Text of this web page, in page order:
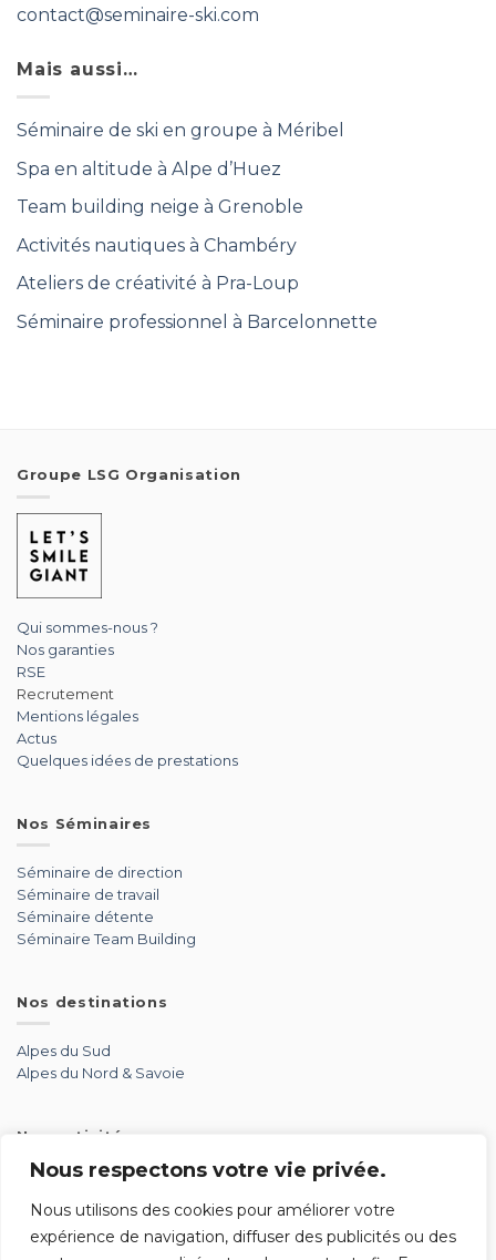
Nous respectons votre vie privée.
Nous utilisons des cookies pour améliorer votre
expérience de navigation, diffuser des publicités ou des
contact@seminaire-ski.com
Mais aussi…
Séminaire de ski en groupe à Méribel
Spa en altitude à Alpe d’Huez
Team building neige à Grenoble
Activités nautiques à Chambéry
Ateliers de créativité à Pra-Loup
Séminaire professionnel à Barcelonnette
Groupe LSG Organisation
Qui sommes-nous ?
Nos garanties
RSE
Recrutement
Mentions légales
Actus
Quelques idées de prestations
Nos Séminaires
Séminaire de direction
Séminaire de travail
Séminaire détente
Séminaire Team Building
Nos destinations
Alpes du Sud
Alpes du Nord & Savoie
Nos activités
Aventure
Détente
Glisse